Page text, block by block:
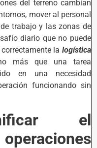
del terreno cambian
mover al personal
trabajo y las zonas de
diario que no puede
la logística
más que una tarea
en una necesidad
funcionando sin
el